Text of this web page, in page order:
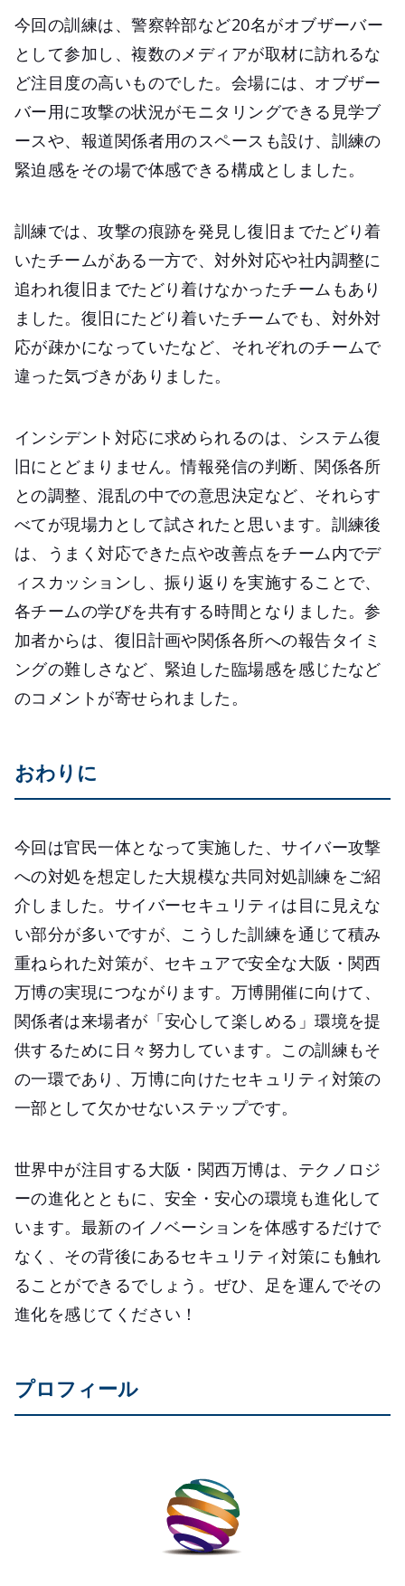
今回の訓練は、警察幹部など20名がオブザーバー
として参加し、複数のメディアが取材に訪れるな
ど注目度の高いものでした。会場には、オブザー
バー用に攻撃の状況がモニタリングできる見学ブ
ースや、報道関係者用のスペースも設け、訓練の
緊迫感をその場で体感できる構成としました。
訓練では、攻撃の痕跡を発見し復旧までたどり着
いたチームがある一方で、対外対応や社内調整に
追われ復旧までたどり着けなかったチームもあり
ました。復旧にたどり着いたチームでも、対外対
応が疎かになっていたなど、それぞれのチームで
違った気づきがありました。
インシデント対応に求められるのは、システム復
旧にとどまりません。情報発信の判断、関係各所
との調整、混乱の中での意思決定など、それらす
べてが現場力として試されたと思います。訓練後
は、うまく対応できた点や改善点をチーム内でデ
ィスカッションし、振り返りを実施することで、
各チームの学びを共有する時間となりました。参
加者からは、復旧計画や関係各所への報告タイミ
ングの難しさなど、緊迫した臨場感を感じたなど
のコメントが寄せられました。
おわりに
今回は官民一体となって実施した、サイバー攻撃
への対処を想定した大規模な共同対処訓練をご紹
介しました。サイバーセキュリティは目に見えな
い部分が多いですが、こうした訓練を通じて積み
重ねられた対策が、セキュアで安全な大阪・関西
万博の実現につながります。万博開催に向けて、
関係者は来場者が「安心して楽しめる」環境を提
供するために日々努力しています。この訓練もそ
の一環であり、万博に向けたセキュリティ対策の
一部として欠かせないステップです。
世界中が注目する大阪・関西万博は、テクノロジ
ーの進化とともに、安全・安心の環境も進化して
います。最新のイノベーションを体感するだけで
なく、その背後にあるセキュリティ対策にも触れ
ることができるでしょう。ぜひ、足を運んでその
進化を感じてください！
プロフィール